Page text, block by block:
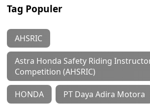
Tag Populer
AHSRIC
Astra Honda Safety Riding
Competition (AHSRIC)
HONDA PT Daya Adira Motora